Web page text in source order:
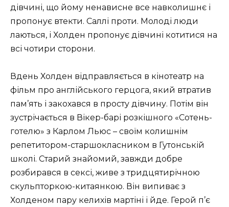
дівчині, що йому ненависне все навколишнє і
пропонує втекти. Саллі проти. Молоді люди
лаються, і Холден пропонує дівчині котитися на
всі чотири сторони.
Вдень Холден відправляється в кінотеатр на
фільм про англійського герцога, який втратив
пам’ять і закохався в просту дівчину. Потім він
зустрічається в Вікер-барі розкішного «Сотень-
готелю» з Карлом Льюс – своїм колишнім
репетитором-старшокласником в Гутонській
школі. Старий знайомий, завжди добре
розбирався в сексі, живе з тридцятирічною
скульпторкою-китаянкою. Він випиває з
Холденом пару келихів мартіні і йде. Герой п’є